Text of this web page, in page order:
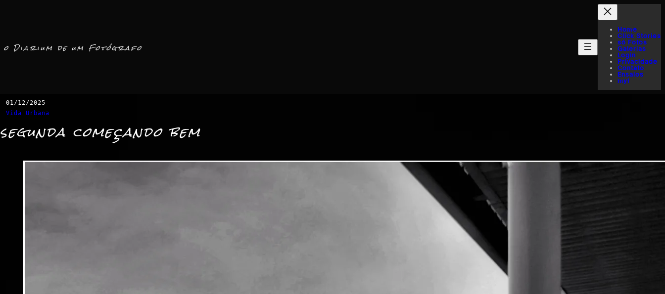
o Diarium de um Fotógrafo
Home
Click Stories
só Fotos
Galerias
Login
Privacidade
Contato
Ensaios
myI
01/12/2025
Vida Urbana
segunda começando bem